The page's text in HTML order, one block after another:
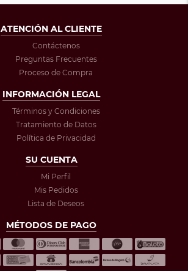
ATENCIÓN AL CLIENTE
Contáctenos
Preguntas Frecuentes
Proceso de Compra
INFORMACIÓN LEGAL
Términos y Condiciones
Tratamiento de Datos
Política de Privacidad
SU CUENTA
Mi Perfil
Mis Pedidos
Lista de Deseos
MÉTODOS DE PAGO